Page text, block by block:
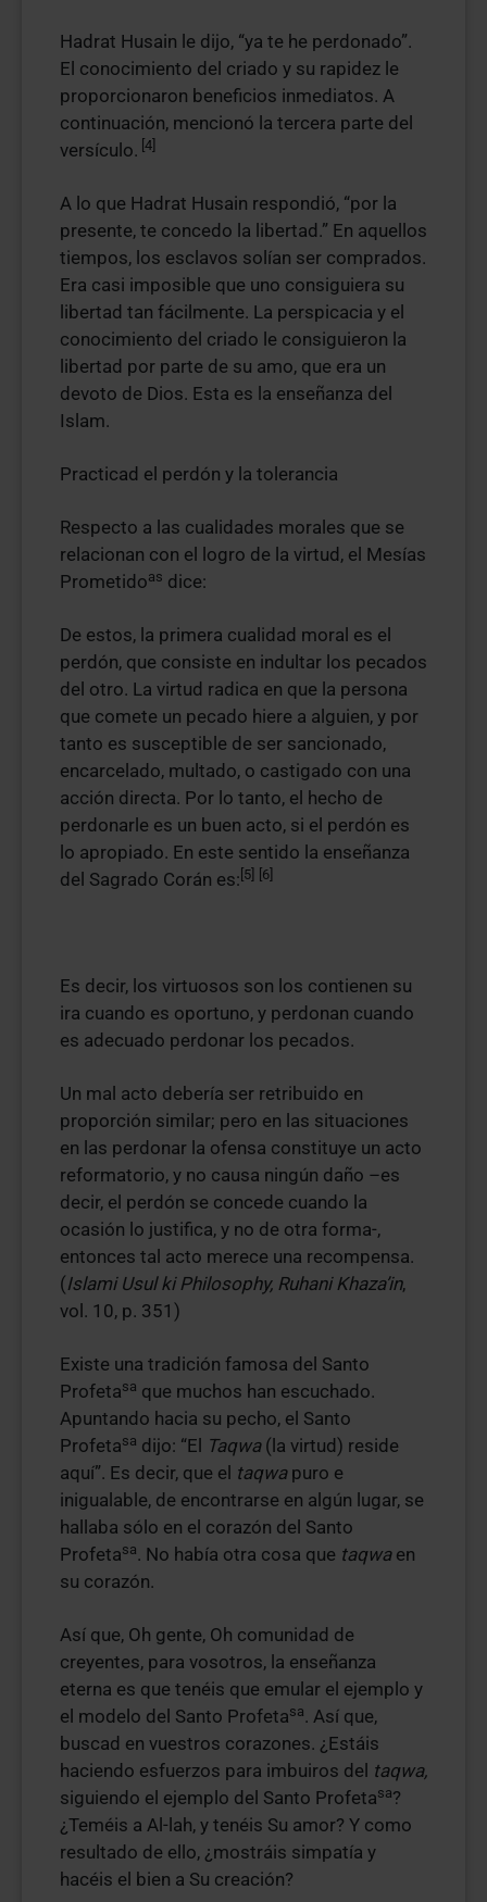
Hadrat Husain le dijo, “ya te he perdonado”.
El conocimiento del criado y su rapidez le
proporcionaron beneficios inmediatos. A
continuación, mencionó la tercera parte del
versículo. [4]
A lo que Hadrat Husain respondió, “por la
presente, te concedo la libertad.” En aquellos
tiempos, los esclavos solían ser comprados.
Era casi imposible que uno consiguiera su
libertad tan fácilmente. La perspicacia y el
conocimiento del criado le consiguieron la
libertad por parte de su amo, que era un
devoto de Dios. Esta es la enseñanza del
Islam.
Practicad el perdón y la tolerancia
Respecto a las cualidades morales que se
relacionan con el logro de la virtud, el Mesías
Prometidoas dice:
De estos, la primera cualidad moral es el
perdón, que consiste en indultar los pecados
del otro. La virtud radica en que la persona
que comete un pecado hiere a alguien, y por
tanto es susceptible de ser sancionado,
encarcelado, multado, o castigado con una
acción directa. Por lo tanto, el hecho de
perdonarle es un buen acto, si el perdón es
lo apropiado. En este sentido la enseñanza
del Sagrado Corán es: [5] [6]
Es decir, los virtuosos son los contienen su
ira cuando es oportuno, y perdonan cuando
es adecuado perdonar los pecados.
Un mal acto debería ser retribuido en
proporción similar; pero en las situaciones
en las perdonar la ofensa constituye un acto
reformatorio, y no causa ningún daño –es
decir, el perdón se concede cuando la
ocasión lo justifica, y no de otra forma-,
entonces tal acto merece una recompensa.
(Islami Usul ki Philosophy, Ruhani Khaza’in,
vol. 10, p. 351)
Existe una tradición famosa del Santo
Profetasa que muchos han escuchado.
Apuntando hacia su pecho, el Santo
Profetasa dijo: “El Taqwa(la virtud) reside
aquí”. Es decir, que el taqwapuro e
inigualable, de encontrarse en algún lugar, se
hallaba sólo en el corazón del Santo
Profetasa. No había otra cosa que taqwaen
su corazón.
Así que, Oh gente, Oh comunidad de
creyentes, para vosotros, la enseñanza
eterna es que tenéis que emular el ejemplo y
el modelo del Santo Profetasa. Así que,
buscad en vuestros corazones. ¿Estáis
haciendo esfuerzos para imbuiros del taqwa,
siguiendo el ejemplo del Santo Profetasa?
¿Teméis a Al-lah, y tenéis Su amor? Y como
resultado de ello, ¿mostráis simpatía y
hacéis el bien a Su creación?